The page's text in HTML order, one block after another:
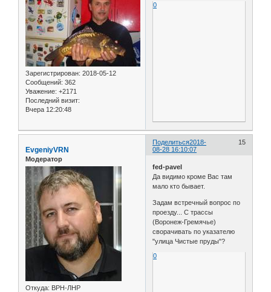
Зарегистрирован: 2018-05-12
Сообщений: 362
Уважение: +2171
Последний визит:
Вчера 12:20:48
0
Поделиться 15
2018-
08-28 16:10:07
EvgeniyVRN
Модератор
Откуда: ВРН-ЛНР
fed-pavel
Да видимо кроме Вас там
мало кто бывает.
Задам встречный вопрос по
проезду... С трассы
(Воронеж-Гремячье)
сворачивать по указателю
"улица Чистые пруды"?
0